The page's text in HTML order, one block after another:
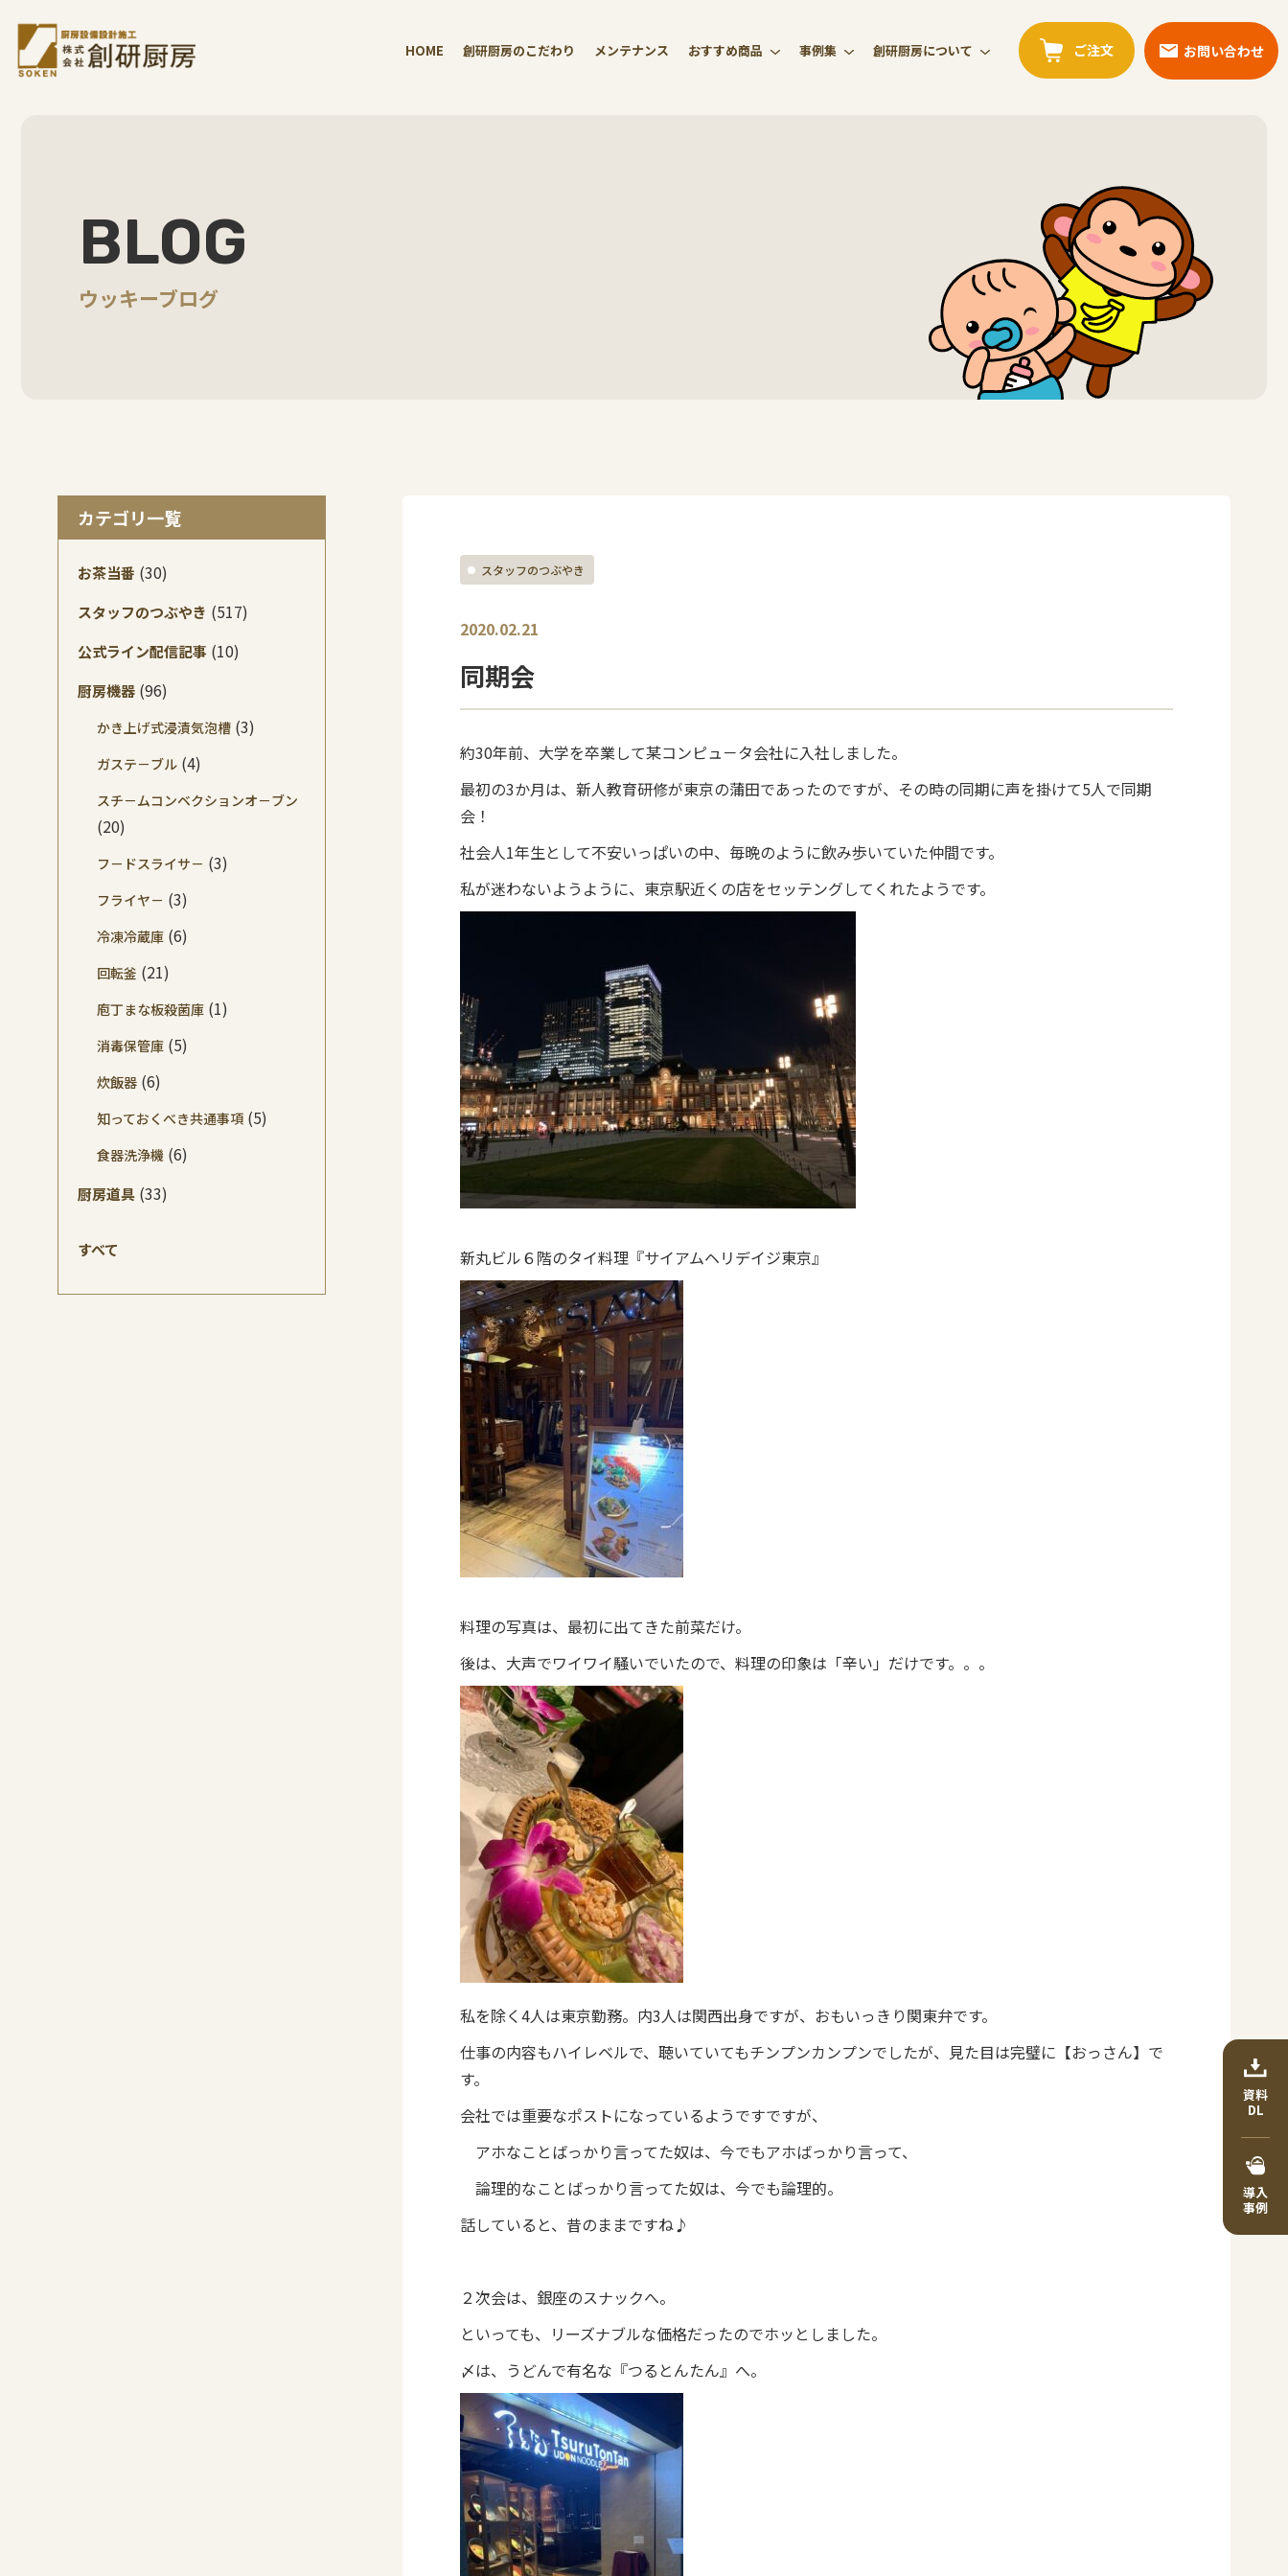
HOME 創研厨房のこだわり メンテナンス おすすめ商品 事例集 創研厨房について ご注文 お問い合わせ
資料
DL
導入
事例
BLOG
ウッキーブログ
スタッフのつぶやき
2020.02.21
同期会
約30年前、大学を卒業して某コンピュ－タ会社に入社しました。
最初の3か月は、新人教育研修が東京の蒲田であったのですが、その時の同期に声を掛けて5人で同期
会！
社会人1年生として不安いっぱいの中、毎晩のように飲み歩いていた仲間です。
私が迷わないようように、東京駅近くの店をセッテングしてくれたようです。
新丸ビル６階のタイ料理『サイアムヘリデイジ東京』
料理の写真は、最初に出てきた前菜だけ。
後は、大声でワイワイ騒いでいたので、料理の印象は「辛い」だけです。。。
私を除く4人は東京勤務。内3人は関西出身ですが、おもいっきり関東弁です。
仕事の内容もハイレベルで、聴いていてもチンプンカンプンでしたが、見た目は完璧に【おっさん】で
す。
会社では重要なポストになっているようですですが、
アホなことばっかり言ってた奴は、今でもアホばっかり言って、
論理的なことばっかり言ってた奴は、今でも論理的。
話していると、昔のままですね♪
２次会は、銀座のスナックへ。
といっても、リーズナブルな価格だったのでホッとしました。
〆は、うどんで有名な『つるとんたん』へ。
カテゴリ一覧
お茶当番 (30)
スタッフのつぶやき (517)
公式ライン配信記事 (10)
厨房機器 (96)
かき上げ式浸漬気泡槽 (3)
ガステ－ブル (4)
スチ－ムコンベクションオ－ブン
(20)
フ－ドスライサ－ (3)
フライヤ－ (3)
冷凍冷蔵庫 (6)
回転釜 (21)
庖丁まな板殺菌庫 (1)
消毒保管庫 (5)
炊飯器 (6)
知っておくべき共通事項 (5)
食器洗浄機 (6)
厨房道具 (33)
すべて